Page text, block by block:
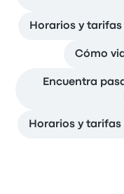
Horarios y
Cómo
Encuentra
Horarios y tarifas